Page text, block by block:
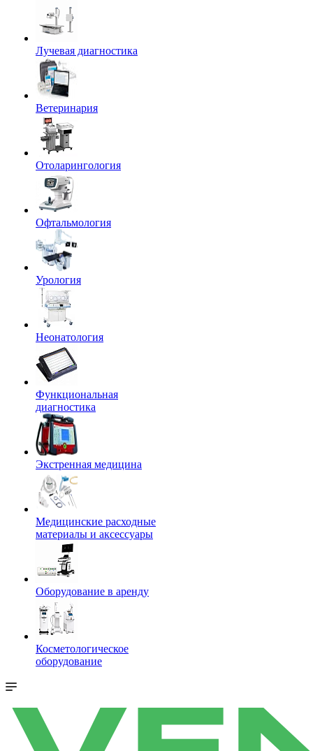
Лучевая диагностика
Ветеринария
Отоларингология
Офтальмология
Урология
Неонатология
Функциональная
диагностика
Экстренная медицина
Медицинские расходные
материалы и аксессуары
Оборудование в аренду
Косметологическое
оборудование